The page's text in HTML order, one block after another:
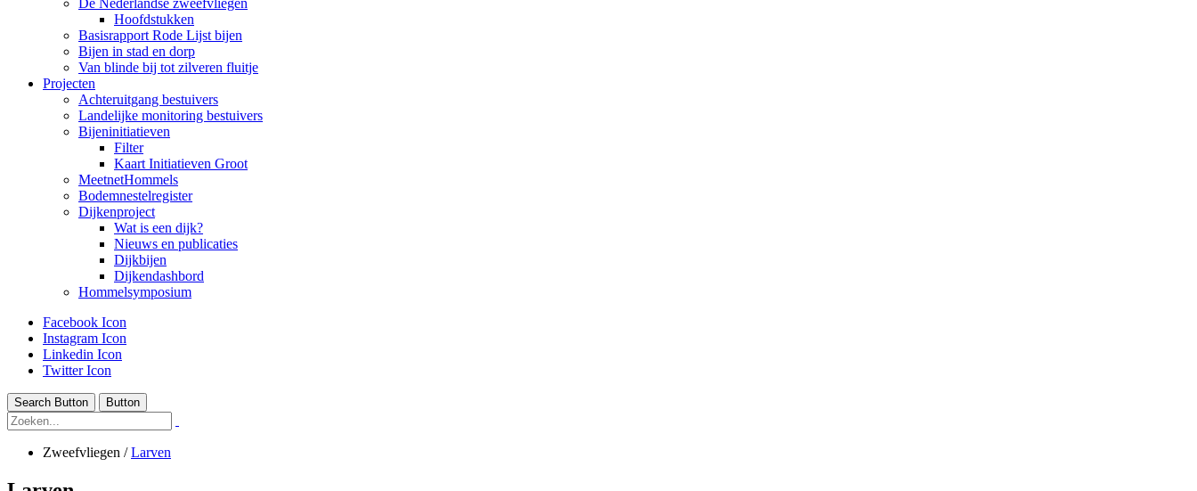
De Nederlandse zweefvliegen
Hoofdstukken
Basisrapport Rode Lijst bijen
Bijen in stad en dorp
Van blinde bij tot zilveren fluitje
Projecten
Achteruitgang bestuivers
Landelijke monitoring bestuivers
Bijeninitiatieven
Filter
Kaart Initiatieven Groot
MeetnetHommels
Bodemnestelregister
Dijkenproject
Wat is een dijk?
Nieuws en publicaties
Dijkbijen
Dijkendashbord
Hommelsymposium
Facebook Icon
Instagram Icon
Linkedin Icon
Twitter Icon
Search Button Button
Zweefvliegen /Larven